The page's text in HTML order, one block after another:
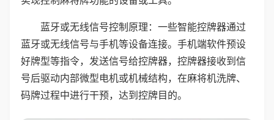
蓝牙或无线信号控制原理：一些智能控牌器通过
蓝牙或无线信号与手机等设备连接。手机端软件预设
好牌型等指令，发送信号给控牌器，控牌器接收到信
号后驱动内部微型电机或机械结构，在麻将机洗牌、
码牌过程中进行干预，达到控牌目的。